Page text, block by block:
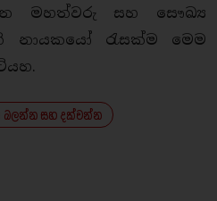
මහත්වරු සහ සෞඛ්‍ය
නායකයෝ රැසක්ම මෙම
බලන්න සහ දක්වන්න